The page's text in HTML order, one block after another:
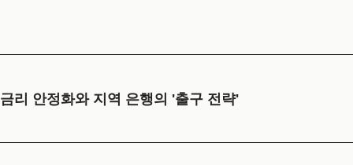
금리 안정화와 지역 은행의 '출구 전략'